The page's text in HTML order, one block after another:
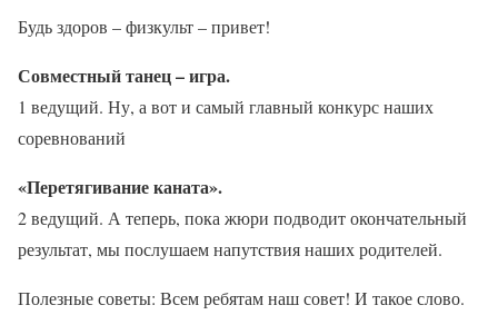
Будь здоров – физкульт – привет!
Совместный танец – игра.
1 ведущий. Ну, а вот и самый главный конкурс наших
соревнований
«Перетягивание каната».
2 ведущий. А теперь, пока жюри подводит окончательный
результат, мы послушаем напутствия наших родителей.
Полезные советы: Всем ребятам наш совет! И такое слово.